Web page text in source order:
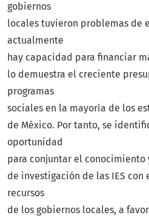
gobiernos
locales tuvieron problemas de
actualmente
hay capacidad para financiar
lo demuestra el creciente
programas
sociales en la mayoría de los
de México. Por tanto, se
oportunidad
para conjuntar el
de investigación de las IES con
recursos
de los gobiernos locales, a